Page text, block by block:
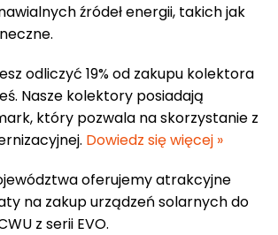
źródeł energii, takich jak
odliczyć 19% od zakupu kolektora
Nasze kolektory posiadają
który pozwala na skorzystanie z
Dowiedz się więcej »
oferujemy atrakcyjne
na zakup urządzeń solarnych do
z serii EVO.